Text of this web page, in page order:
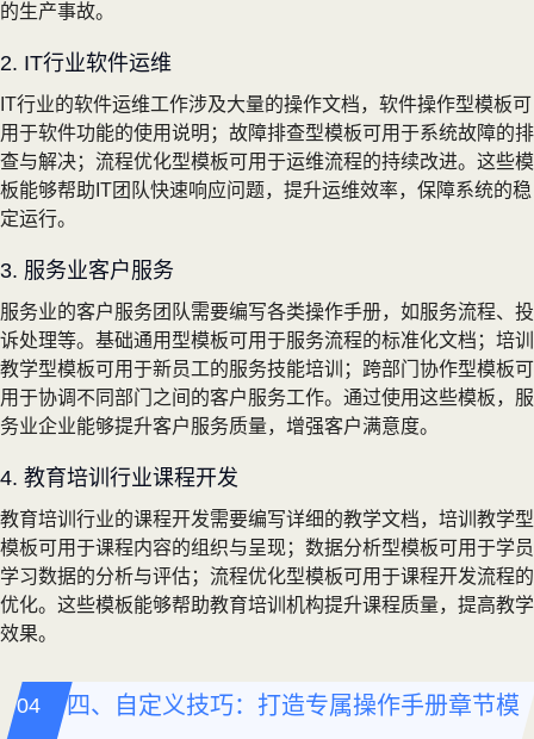
的生产事故。
2. IT行业软件运维
IT行业的软件运维工作涉及大量的操作文档，软件操作型模板可
用于软件功能的使用说明；故障排查型模板可用于系统故障的排
查与解决；流程优化型模板可用于运维流程的持续改进。这些模
板能够帮助IT团队快速响应问题，提升运维效率，保障系统的稳
定运行。
3. 服务业客户服务
服务业的客户服务团队需要编写各类操作手册，如服务流程、投
诉处理等。基础通用型模板可用于服务流程的标准化文档；培训
教学型模板可用于新员工的服务技能培训；跨部门协作型模板可
用于协调不同部门之间的客户服务工作。通过使用这些模板，服
务业企业能够提升客户服务质量，增强客户满意度。
4. 教育培训行业课程开发
教育培训行业的课程开发需要编写详细的教学文档，培训教学型
模板可用于课程内容的组织与呈现；数据分析型模板可用于学员
学习数据的分析与评估；流程优化型模板可用于课程开发流程的
优化。这些模板能够帮助教育培训机构提升课程质量，提高教学
效果。
四、自定义技巧：打造专属操作手册章节模